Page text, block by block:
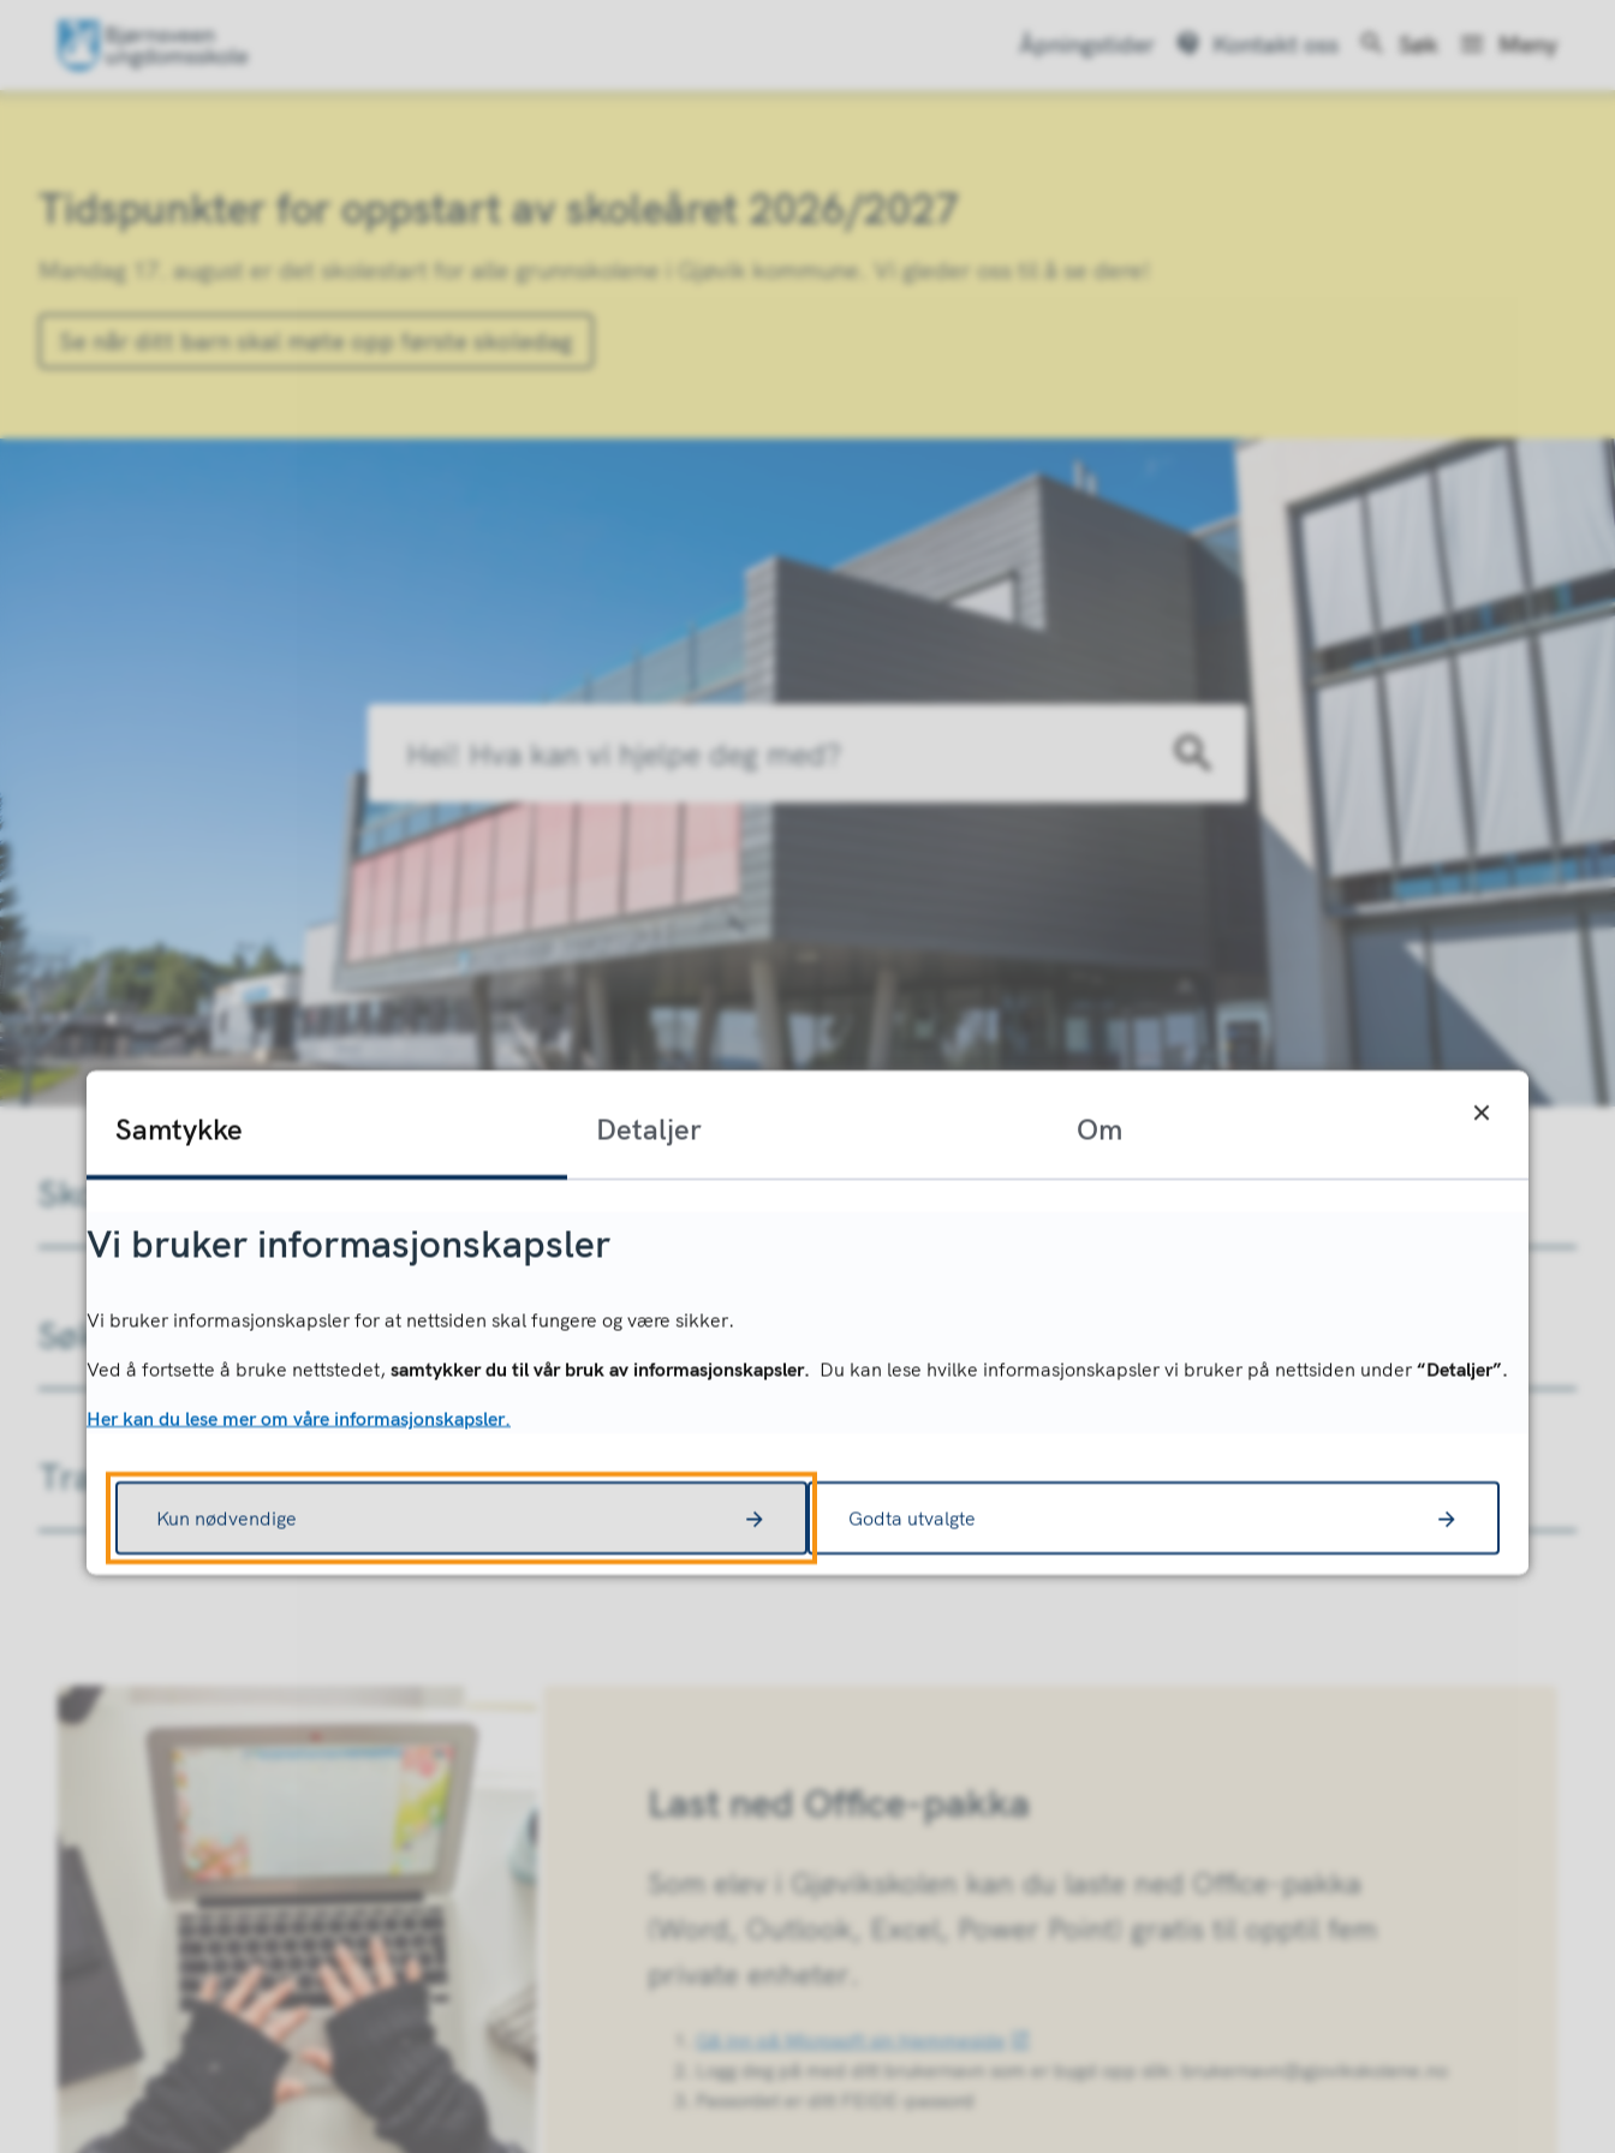
Bjørnsveen
ungdomsskole
Åpningstider Kontakt oss Søk Meny
Tidspunkter for oppstart av skoleåret 2026/2027
Mandag 17. august er det skolestart for alle grunnskolene i Gjøvik kommune. Vi gleder oss til å se dere!
Se når ditt barn skal møte opp første skoledag
Skolehelsetjenesten Ferie- og fridager (Skoleruta)
Søk permisjon fra undervisning
Transponder meldingsbok Læringsplattformer
Last ned Office-pakka
Som elev i Gjøvikskolen kan du laste ned Office-pakka
(Word, Outlook, Excel, Power Point) gratis til opptil fem
private enheter.
Gå inn på Microsoft sin hjemmeside
Logg deg på med ditt brukernavn som er bygd opp slik: brukernavn@gjovikskolene.no
Passordet er ditt FEIDE-passord
Samtykke Detaljer Om
Vi bruker informasjonskapsler
Vi bruker informasjonskapsler for at nettsiden skal fungere og være sikker.
Ved å fortsette å bruke nettstedet, samtykker du til vår bruk av informasjonskapsler. Du kan lese hvilke informasjonskapsler vi bruker på nettsiden under “Detaljer”.
Her kan du lese mer om våre informasjonskapsler.
Kun nødvendige Godta utvalgte